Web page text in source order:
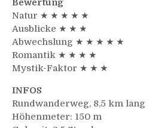
Bewertung
Natur ★ ★ ★ ★ ★
Ausblicke ★ ★ ★
Abwechslung ★ ★ ★ ★ ★
Romantik ★ ★ ★ ★
Mystik-Faktor ★ ★ ★
INFOS
Rundwanderweg, 8,5 km lang
Höhenmeter: 150 m